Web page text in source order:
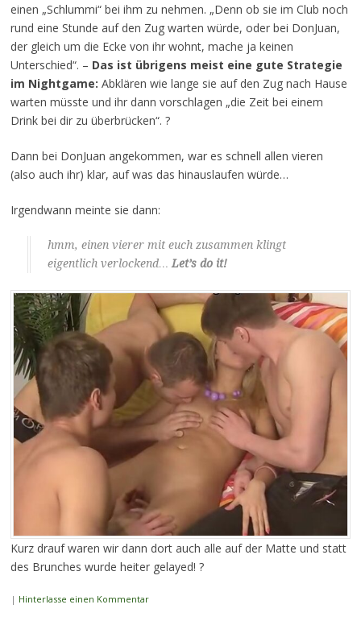
einen „Schlummi“ bei ihm zu nehmen. „Denn ob sie im Club noch
rund eine Stunde auf den Zug warten würde, oder bei DonJuan,
der gleich um die Ecke von ihr wohnt, mache ja keinen
Unterschied“. – Das ist übrigens meist eine gute Strategie
im Nightgame: Abklären wie lange sie auf den Zug nach Hause
warten müsste und ihr dann vorschlagen „die Zeit bei einem
Drink bei dir zu überbrücken“. ?
Dann bei DonJuan angekommen, war es schnell allen vieren
(also auch ihr) klar, auf was das hinauslaufen würde…
Irgendwann meinte sie dann:
hmm, einen vierer mit euch zusammen klingt
eigentlich verlockend…Let’s do it!
Kurz drauf waren wir dann dort auch alle auf der Matte und statt
des Brunches wurde heiter gelayed! ?
| Hinterlasse einen Kommentar